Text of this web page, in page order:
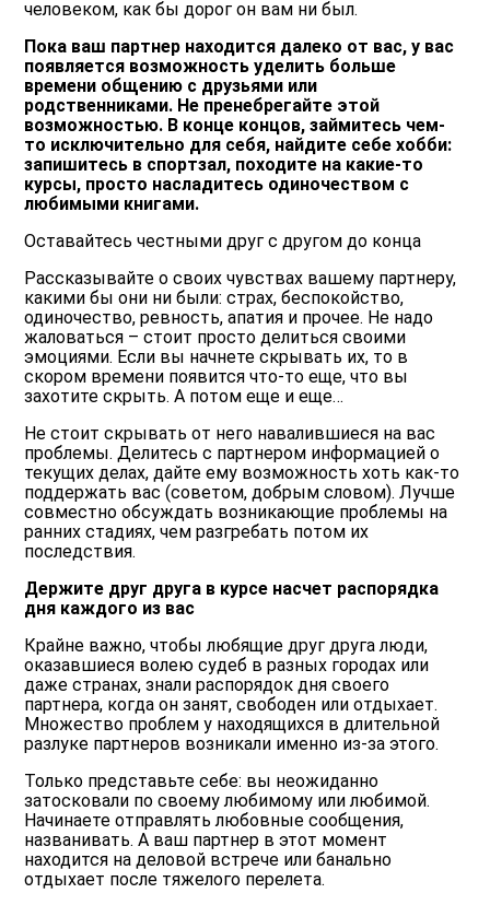
человеком, как бы дорог он вам ни был.
Пока ваш партнер находится далеко от вас, у вас
появляется возможность уделить больше
времени общению с друзьями или
родственниками. Не пренебрегайте этой
возможностью. В конце концов, займитесь чем-
то исключительно для себя, найдите себе хобби:
запишитесь в спортзал, походите на какие-то
курсы, просто насладитесь одиночеством с
любимыми книгами.
Оставайтесь честными друг с другом до конца
Рассказывайте о своих чувствах вашему партнеру,
какими бы они ни были: страх, беспокойство,
одиночество, ревность, апатия и прочее. Не надо
жаловаться – стоит просто делиться своими
эмоциями. Если вы начнете скрывать их, то в
скором времени появится что-то еще, что вы
захотите скрыть. А потом еще и еще…
Не стоит скрывать от него навалившиеся на вас
проблемы. Делитесь с партнером информацией о
текущих делах, дайте ему возможность хоть как-то
поддержать вас (советом, добрым словом). Лучше
совместно обсуждать возникающие проблемы на
ранних стадиях, чем разгребать потом их
последствия.
Держите друг друга в курсе насчет распорядка
дня каждого из вас
Крайне важно, чтобы любящие друг друга люди,
оказавшиеся волею судеб в разных городах или
даже странах, знали распорядок дня своего
партнера, когда он занят, свободен или отдыхает.
Множество проблем у находящихся в длительной
разлуке партнеров возникали именно из-за этого.
Только представьте себе: вы неожиданно
затосковали по своему любимому или любимой.
Начинаете отправлять любовные сообщения,
названивать. А ваш партнер в этот момент
находится на деловой встрече или банально
отдыхает после тяжелого перелета.